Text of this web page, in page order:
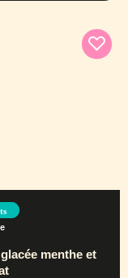
menthe et